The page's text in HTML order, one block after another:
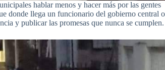
hablar menos y hacer más por las gentes
donde llega un funcionario del gobierno central o
y publicar las promesas que nunca se cumplen.